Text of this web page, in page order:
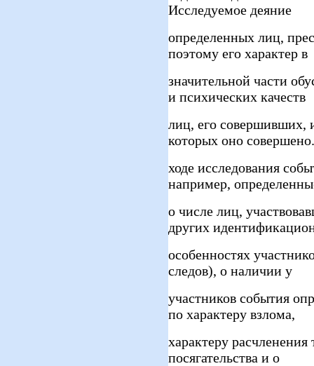
Исследуемое деяние
определенных лиц,
поэтому его характер в
значительной части
и психических качеств
лиц, его совершивших,
которых оно
ходе исследования
например,
о числе лиц,
других
особенностях
следов), о наличии у
участников события
по характеру взлома,
характеру расчленения
посягательства и о